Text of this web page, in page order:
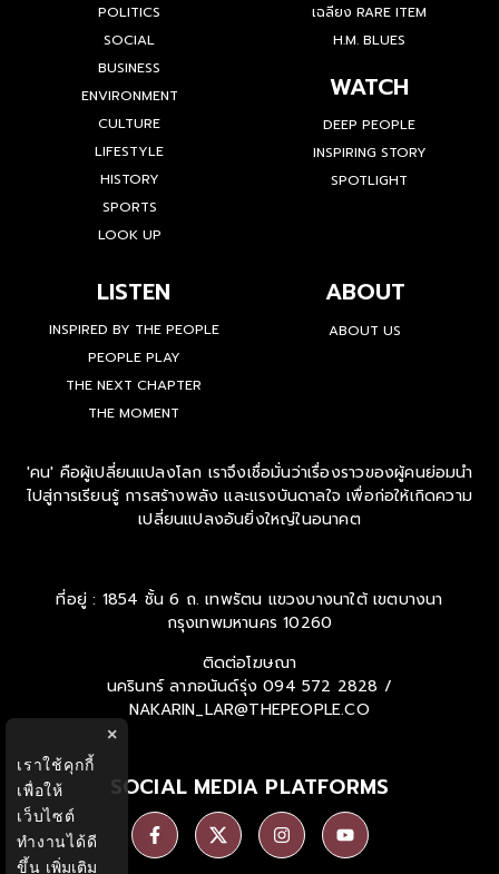
POLITICS
SOCIAL
BUSINESS
ENVIRONMENT
CULTURE
LIFESTYLE
HISTORY
SPORTS
LOOK UP
เฉลียง RARE ITEM
H.M. BLUES
WATCH
DEEP PEOPLE
INSPIRING STORY
SPOTLIGHT
LISTEN
INSPIRED BY THE PEOPLE
PEOPLE PLAY
THE NEXT CHAPTER
THE MOMENT
ABOUT
ABOUT US
'คน' คือผู้เปลี่ยนแปลงโลก เราจึงเชื่อมั่นว่าเรื่องราวของผู้คนย่อมนำ
ไปสู่การเรียนรู้ การสร้างพลัง และแรงบันดาลใจ เพื่อก่อให้เกิดความ
เปลี่ยนแปลงอันยิ่งใหญ่ในอนาคต
ที่อยู่ : 1854 ชั้น 6 ถ. เทพรัตน แขวงบางนาใต้ เขตบางนา
กรุงเทพมหานคร 10260
ติดต่อโฆษณา
นครินทร์ ลาภอนันด์รุ่ง 094 572 2828 /
NAKARIN_LAR@THEPEOPLE.CO
SOCIAL MEDIA PLATFORMS
×
เราใช้คุกกี้
เพื่อให้
เว็บไซต์
ทำงานได้ดี
ขึ้น เพิ่มเติม